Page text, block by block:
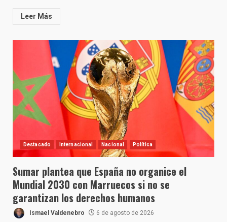
Leer Más
Destacado Internacional Nacional Política
Sumar plantea que España no organice el
Mundial 2030 con Marruecos si no se
garantizan los derechos humanos
Ismael Valdenebro 6 de agosto de 2026